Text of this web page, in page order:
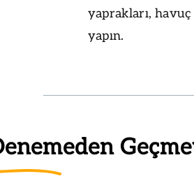
yaprakları,
yapın.